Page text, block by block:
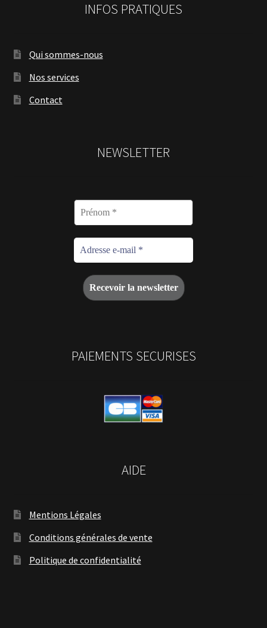
INFOS PRATIQUES
Qui sommes-nous
Nos services
Contact
NEWSLETTER
PAIEMENTS SECURISES
AIDE
Mentions Légales
Conditions générales de vente
Politique de confidentialité